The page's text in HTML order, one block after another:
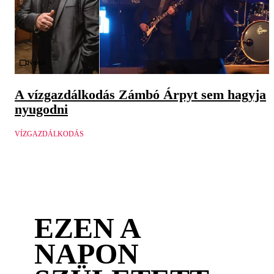
Videó
A vízgazdálkodás Zámbó Árpyt sem hagyja
nyugodni
VÍZGAZDÁLKODÁS
EZEN A
NAPON